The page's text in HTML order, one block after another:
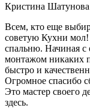
Кристина Шатунова
Всем, кто еще
советую Кухни
спальню. Начиная с
монтажом никаких
быстро и
Огромное спасибо
Это мастер своего
здесь.